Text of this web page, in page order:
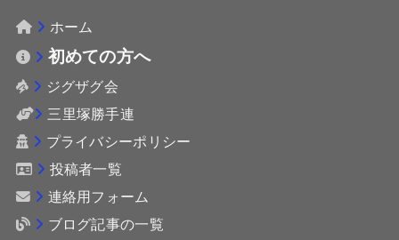
ホーム
初めての方へ
ジグザグ会
三里塚勝手連
プライバシーポリシー
投稿者一覧
連絡用フォーム
ブログ記事の一覧